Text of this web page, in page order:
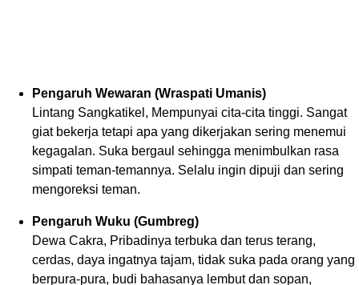
Pengaruh Wewaran (Wraspati Umanis)
Lintang Sangkatikel, Mempunyai cita-cita tinggi. Sangat
giat bekerja tetapi apa yang dikerjakan sering menemui
kegagalan. Suka bergaul sehingga menimbulkan rasa
simpati teman-temannya. Selalu ingin dipuji dan sering
mengoreksi teman.
Pengaruh Wuku (Gumbreg)
Dewa Cakra, Pribadinya terbuka dan terus terang,
cerdas, daya ingatnya tajam, tidak suka pada orang yang
berpura-pura, budi bahasanya lembut dan sopan,